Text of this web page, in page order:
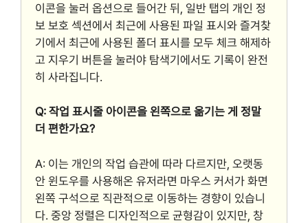
이콘을 눌러 옵션으로 들어간 뒤, 일반 탭의 개인 정
보 보호 섹션에서 최근에 사용된 파일 표시와 즐겨찾
기에서 최근에 사용된 폴더 표시를 모두 체크 해제하
고 지우기 버튼을 눌러야 탐색기에서도 기록이 완전
히 사라집니다.
Q: 작업 표시줄 아이콘을 왼쪽으로 옮기는 게 정말
더 편한가요?
A: 이는 개인의 작업 습관에 따라 다르지만, 오랫동
안 윈도우를 사용해온 유저라면 마우스 커서가 화면
왼쪽 구석으로 직관적으로 이동하는 경향이 있습니
다. 중앙 정렬은 디자인적으로 균형감이 있지만, 창